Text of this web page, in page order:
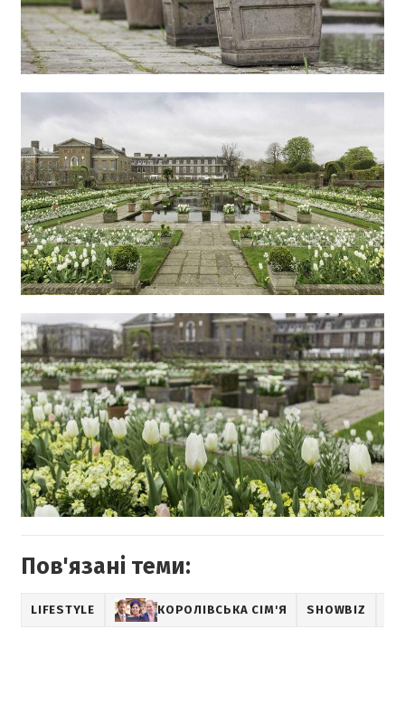
Пов'язані теми:
LIFESTYLE КОРОЛІВСЬКА СІМ'Я SHOWBIZ